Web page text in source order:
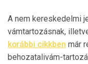
A nem kereskedelmi
vámtartozásnak,
korábbi cikkben már
behozatalivám-